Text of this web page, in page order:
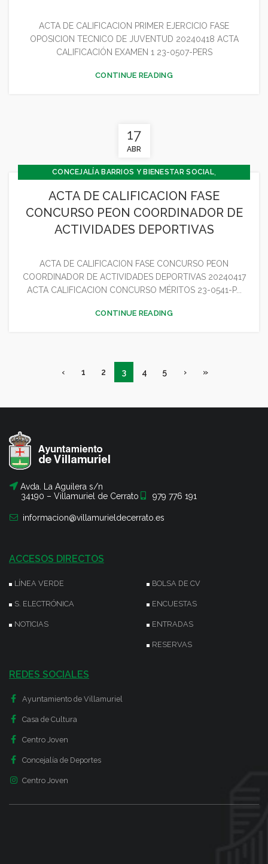
ACTA DE CALIFICACION PRIMER EJERCICIO FASE
OPOSICION TECNICO DE JUVENTUD 20240418 ACTA
CALIFICACIÓN EXAMEN 1 23-0507-PERS
CONTINUE READING
17
ABR
CONCEJALÍA BARRIOS Y BIENESTAR SOCIAL
CONCEJALÍA DEPORTES , CONCEJALÍA ECONOMÍA
CONCEJALÍA JUVENTUD INFANCIA Y PARTICIPACIÓN,
DEPORTES ,GENERAL,JUVENTUD - INFANCIA
ACTA DE CALIFICACION FASE
CONCURSO PEON COORDINADOR DE
ACTIVIDADES DEPORTIVAS
ACTA DE CALIFICACION FASE CONCURSO PEON
COORDINADOR DE ACTIVIDADES DEPORTIVAS 20240417
ACTA CALIFICACION CONCURSO MÉRITOS 23-0541-P...
CONTINUE READING
‹ 1 2 3 4 5 › »
Avda. La Aguilera s/n
34190 – Villamuriel de Cerrato
979 776 191
informacion@villamurieldecerrato.es
ACCESOS DIRECTOS
LÍNEA VERDE
S. ELECTRÓNICA
NOTICIAS
BOLSA DE CV
ENCUESTAS
ENTRADAS
RESERVAS
REDES SOCIALES
Ayuntamiento de Villamuriel
Casa de Cultura
Centro Joven
Concejalía de Deportes
Centro Joven